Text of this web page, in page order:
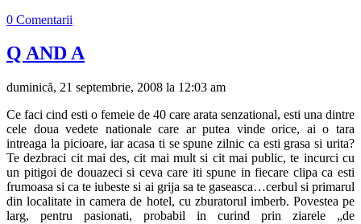
0 Comentarii
Q AND A
duminică, 21 septembrie, 2008 la 12:03 am
Ce faci cind esti o femeie de 40 care arata senzational, esti una dintre
cele doua vedete nationale care ar putea vinde orice, ai o tara
intreaga la picioare, iar acasa ti se spune zilnic ca esti grasa si urita?
Te dezbraci cit mai des, cit mai mult si cit mai public, te incurci cu
un pitigoi de douazeci si ceva care iti spune in fiecare clipa ca esti
frumoasa si ca te iubeste si ai grija sa te gaseasca…cerbul si primarul
din localitate in camera de hotel, cu zburatorul imberb. Povestea pe
larg, pentru pasionati, probabil in curind prin ziarele „de